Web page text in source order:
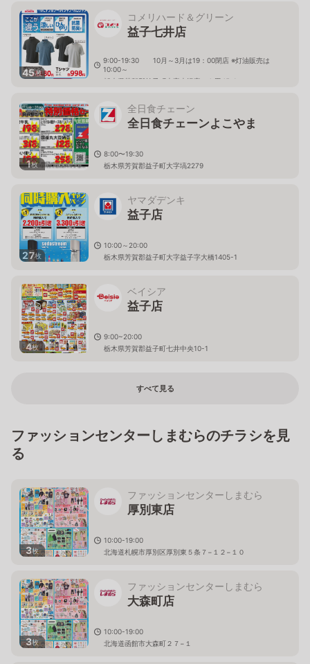
45枚
コメリハード＆グリーン
益子七井店
9:00-19:30 10月～3月は19：00閉店 ※灯油販売は
10:00～
栃木県芳賀郡益子町大字大沢字かも田45-1
1枚
全日食チェーン
全日食チェーンよこやま
8:00〜19:30
栃木県芳賀郡益子町大字塙2279
27枚
ヤマダデンキ
益子店
10:00～20:00
栃木県芳賀郡益子町大字益子字大橋1405-1
4枚
ベイシア
益子店
9:00~20:00
栃木県芳賀郡益子町七井中央10-1
すべて見る
ファッションセンターしまむらのチラシを見
る
3枚
ファッションセンターしまむら
厚別東店
10:00-19:00
北海道札幌市厚別区厚別東５条７−１２−１０
3枚
ファッションセンターしまむら
大森町店
10:00-19:00
北海道函館市大森町２７−１